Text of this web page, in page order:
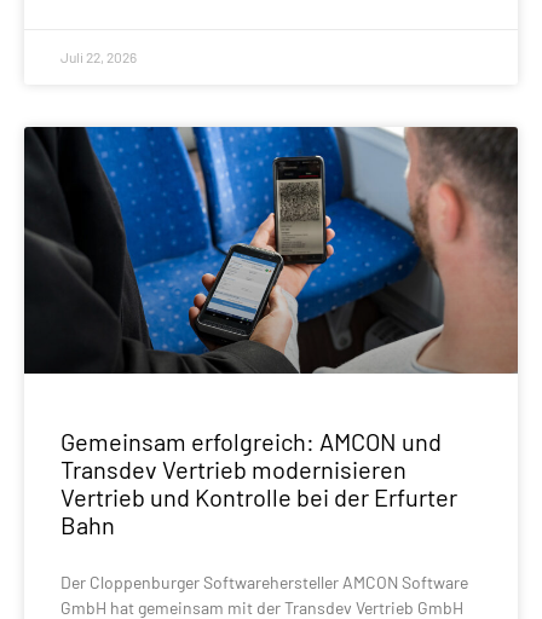
Juli 22, 2026
Gemeinsam erfolgreich: AMCON und
Transdev Vertrieb modernisieren
Vertrieb und Kontrolle bei der Erfurter
Bahn
Der Cloppenburger Softwarehersteller AMCON Software
GmbH hat gemeinsam mit der Transdev Vertrieb GmbH